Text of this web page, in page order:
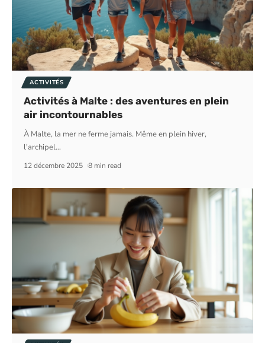
ACTIVITÉS
Activités à Malte : des aventures en plein
air incontournables
À Malte, la mer ne ferme jamais. Même en plein hiver,
l'archipel…
12 décembre 2025 8 min read